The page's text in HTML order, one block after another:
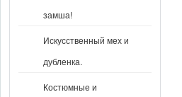
замша!
Искусственный мех и
дубленка.
Костюмные и